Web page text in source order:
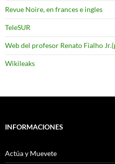
Revue Noire, en frances e ingles
TeleSUR
Web del profesor Renato Fialho
Wikileaks
INFORMACIONES
Actúa y Muevete